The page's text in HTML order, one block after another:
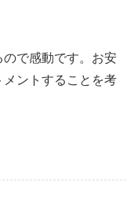
で感動です。お安
ントすることを考